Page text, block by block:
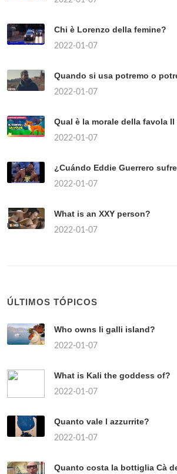
Chi è Lorenzo della femine?
2022-01-07
Quando si usa potremo o
2022-01-07
Qual è la morale della favola
2022-01-07
¿Cuándo Eddie Guerrero
2022-01-07
What is an XXY person?
2022-01-07
ÚLTIMOS TÓPICOS
Who owns li galli island?
2022-01-07
What is Kali the goddess of?
2022-01-07
Quanto vale l azzurrite?
2022-01-07
Quanto costa la bottiglia Cà